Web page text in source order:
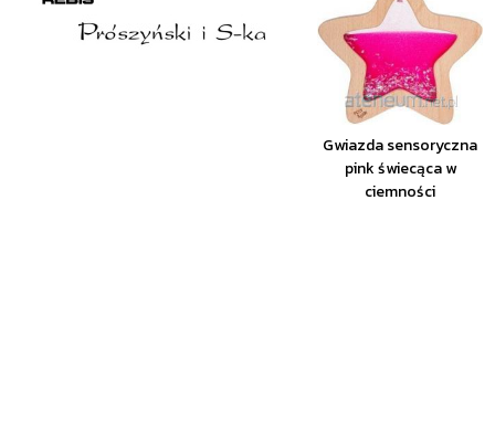
Gwiazda sensoryczna
pink świecąca w
ciemności